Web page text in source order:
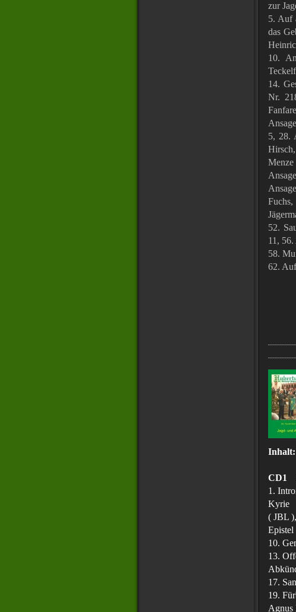
zur
5. Auf
das
10.
14.
Nr. 2
5, 28.
52.
11,
58.
62.
Inhalt:
CD1
1.
Kyrie
( JBL
Epistel
10.
13.
17.
19.
Agnus